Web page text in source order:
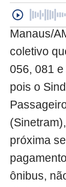
Manaus/
coletivo
056, 081
pois o
próxima
ônibus,